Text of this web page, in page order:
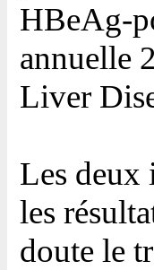
HBeAg-
annuelle
Liver
Les deux
les
doute le